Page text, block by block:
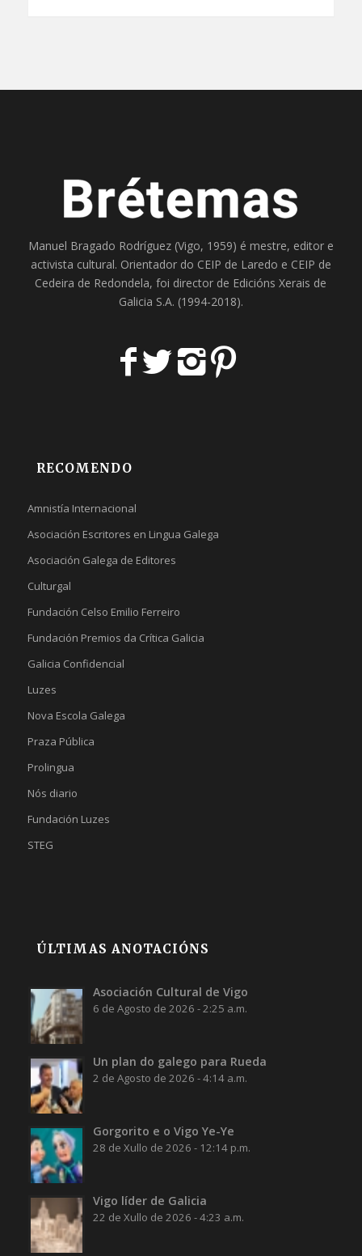
Manuel Bragado Rodríguez (Vigo, 1959) é mestre, editor e
activista cultural. Orientador do CEIP de Laredo e CEIP de
Cedeira de Redondela, foi director de Edicións Xerais de
Galicia S.A. (1994-2018).
RECOMENDO
Amnistía Internacional
Asociación Escritores en Lingua Galega
Asociación Galega de Editores
Culturgal
Fundación Celso Emilio Ferreiro
Fundación Premios da Crítica Galicia
Galicia Confidencial
Luzes
Nova Escola Galega
Praza Pública
Prolingua
Nós diario
Fundación Luzes
STEG
ÚLTIMAS ANOTACIÓNS
Asociación Cultural de Vigo
6 de Agosto de 2026 - 2:25 a.m.
Un plan do galego para Rueda
2 de Agosto de 2026 - 4:14 a.m.
Gorgorito e o Vigo Ye-Ye
28 de Xullo de 2026 - 12:14 p.m.
Vigo líder de Galicia
22 de Xullo de 2026 - 4:23 a.m.